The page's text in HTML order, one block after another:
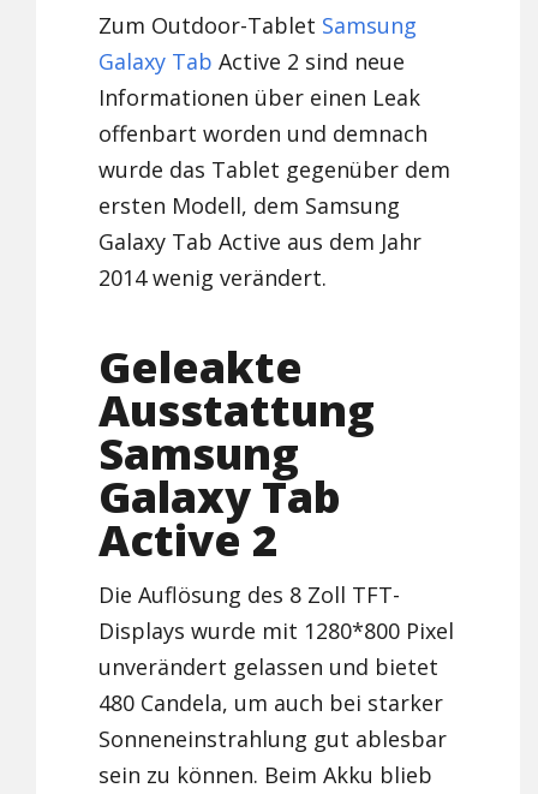
Zum Outdoor-Tablet Samsung
Galaxy Tab Active 2 sind neue
Informationen über einen Leak
offenbart worden und demnach
wurde das Tablet gegenüber dem
ersten Modell, dem Samsung
Galaxy Tab Active aus dem Jahr
2014 wenig verändert.
Geleakte
Ausstattung
Samsung
Galaxy Tab
Active 2
Die Auflösung des 8 Zoll TFT-
Displays wurde mit 1280*800 Pixel
unverändert gelassen und bietet
480 Candela, um auch bei starker
Sonneneinstrahlung gut ablesbar
sein zu können. Beim Akku blieb